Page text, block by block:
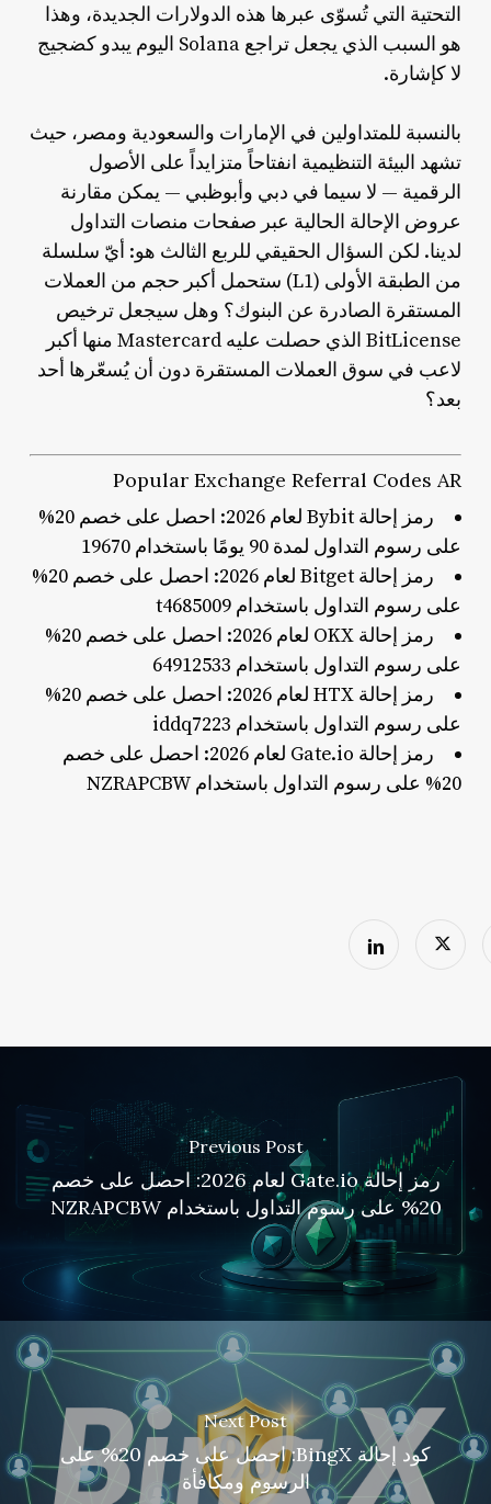
التحتية التي تُسوّى عبرها هذه الدولارات الجديدة، وهذا
هو السبب الذي يجعل تراجع Solana اليوم يبدو كضجيج
لا كإشارة.
بالنسبة للمتداولين في الإمارات والسعودية ومصر، حيث
تشهد البيئة التنظيمية انفتاحاً متزايداً على الأصول
الرقمية — لا سيما في دبي وأبوظبي — يمكن مقارنة
عروض الإحالة الحالية عبر صفحات منصات التداول
لدينا. لكن السؤال الحقيقي للربع الثالث هو: أيّ سلسلة
من الطبقة الأولى (L1) ستحمل أكبر حجم من العملات
المستقرة الصادرة عن البنوك؟ وهل سيجعل ترخيص
BitLicense الذي حصلت عليه Mastercard منها أكبر
لاعب في سوق العملات المستقرة دون أن يُسعّرها أحد
بعد؟
Popular Exchange Referral Codes AR
رمز إحالة Bybit لعام 2026: احصل على خصم 20%
على رسوم التداول لمدة 90 يومًا باستخدام 19670
رمز إحالة Bitget لعام 2026: احصل على خصم 20%
على رسوم التداول باستخدام t4685009
رمز إحالة OKX لعام 2026: احصل على خصم 20%
على رسوم التداول باستخدام 64912533
رمز إحالة HTX لعام 2026: احصل على خصم 20%
على رسوم التداول باستخدام iddq7223
رمز إحالة Gate.io لعام 2026: احصل على خصم
20% على رسوم التداول باستخدام NZRAPCBW
Previous Post
رمز إحالة Gate.io لعام 2026: احصل على خصم
20% على رسوم التداول باستخدام NZRAPCBW
Next Post
كود إحالة BingX: احصل على خصم 20% على
الرسوم ومكافأة